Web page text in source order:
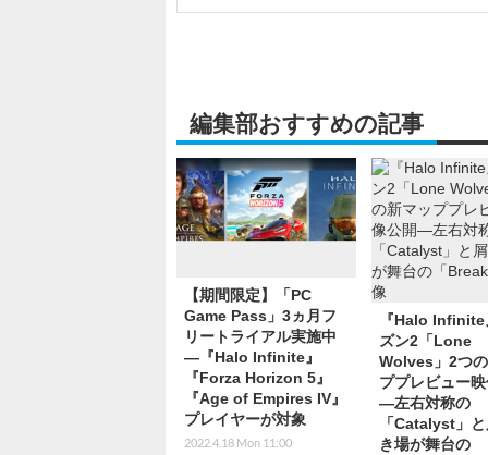
編集部おすすめの記事
【期間限定】「PC
Game Pass」3ヵ月フ
リートライアル実施中
―『Halo Infinite』
『Forza Horizon 5』
『Age of Empires IV』
プレイヤーが対象
2022.4.18 Mon 11:00
『Halo Infinite
ズン2「Lone
Wolves」2つ
ププレビュー
―左右対称の
「Catalyst」
き場が舞台の